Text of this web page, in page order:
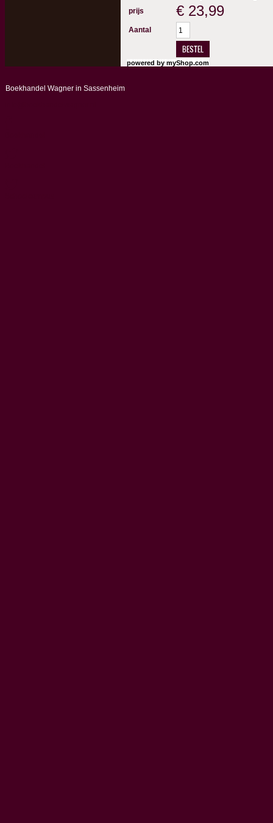
prijs € 23,99
Aantal
BESTEL
powered by myShop.com
Boekhandel Wagner in Sassenheim